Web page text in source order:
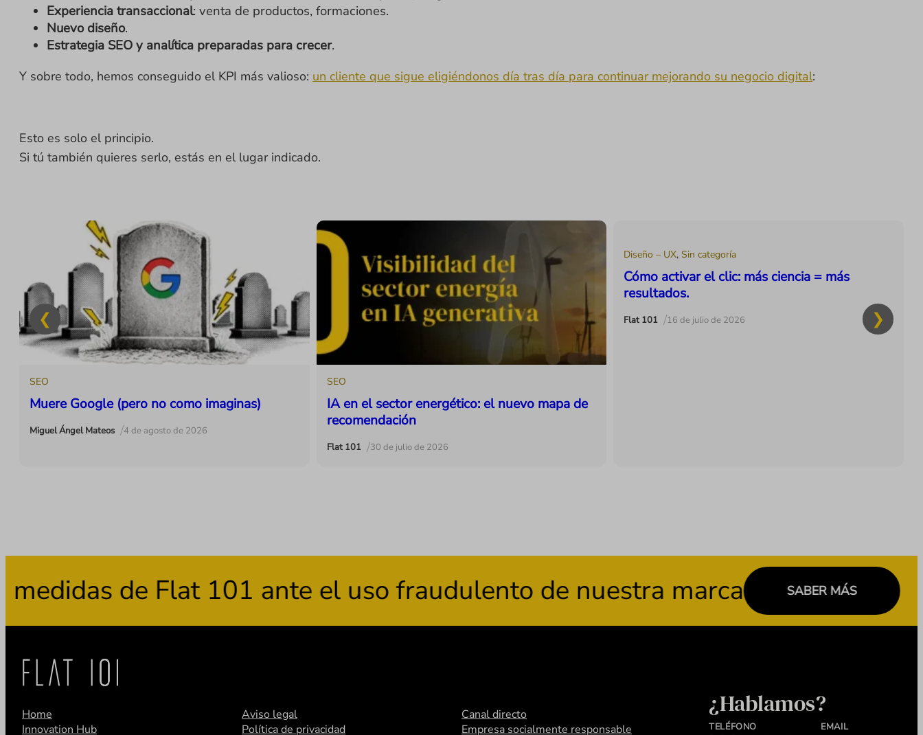
Experiencia transaccional: venta de productos, formaciones.
Nuevo diseño.
Estrategia SEO y analítica preparadas para crecer.
Y sobre todo, hemos conseguido el KPI más valioso: un cliente que sigue eligiéndonos día tras día para continuar mejorando su negocio digital:
Esto es solo el principio.
Si tú también quieres serlo, estás en el lugar indicado.
SEO
Muere Google (pero no como imaginas)
Miguel Ángel Mateos /4 de agosto de 2026
SEO
IA en el sector energético: el nuevo mapa de
recomendación
Flat 101 /30 de julio de 2026
Diseño – UX, Sin categoría
Cómo activar el clic: más ciencia = más
resultados.
Flat 101 /16 de julio de 2026
de Flat 101 ante el uso fraudulento de nuestra marca SABER MÁS
Home
Innovation Hub
Aviso legal
Política de privacidad
Canal directo
Empresa socialmente responsable
¿Hablamos?
TELÉFONO EMAIL